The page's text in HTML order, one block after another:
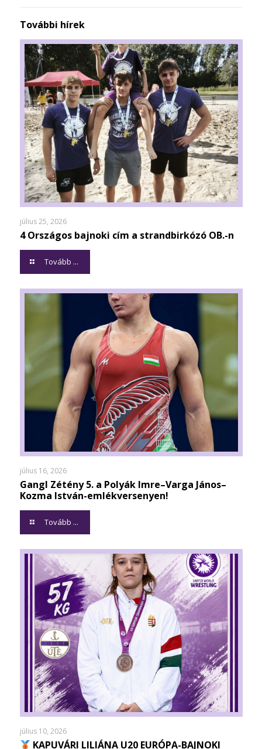
További hírek
július 25, 2026
4 Országos bajnoki cím a strandbirkózó OB.-n
Tovább ...
július 16, 2026
Gangl Zétény 5. a Polyák Imre–Varga János–
Kozma István-emlékversenyen!
Tovább ...
július 10, 2026
KAPUVÁRI LILIÁNA U20 EURÓPA-BAJNOKI